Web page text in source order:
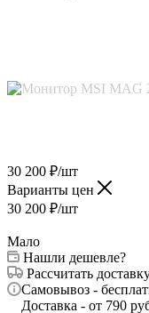
30 200 ₽/шт
Варианты цен
30 200 ₽/шт
Мало
Нашли дешевле?
Рассчитать
Самовывоз -
Доставка - от 790